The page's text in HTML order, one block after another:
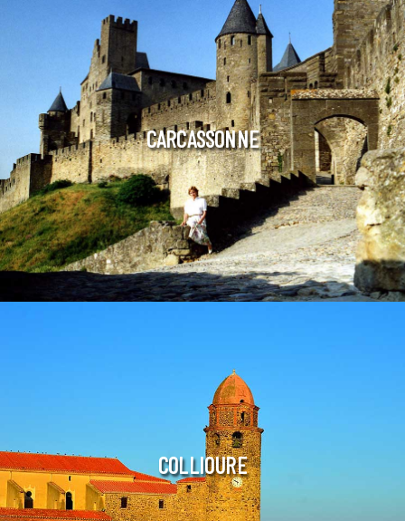
CARCASSONNE
COLLIOURE